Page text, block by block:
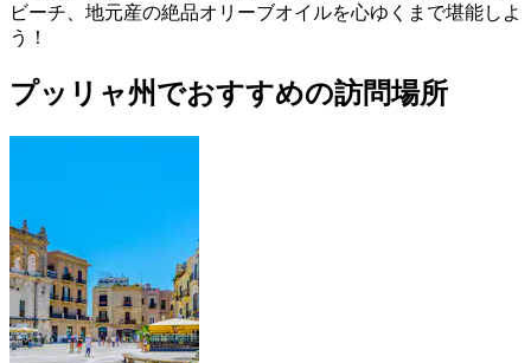
ビーチ、地元産の絶品オリーブオイルを心ゆくまで堪能しよ
う！
プッリャ州でおすすめの訪問場所